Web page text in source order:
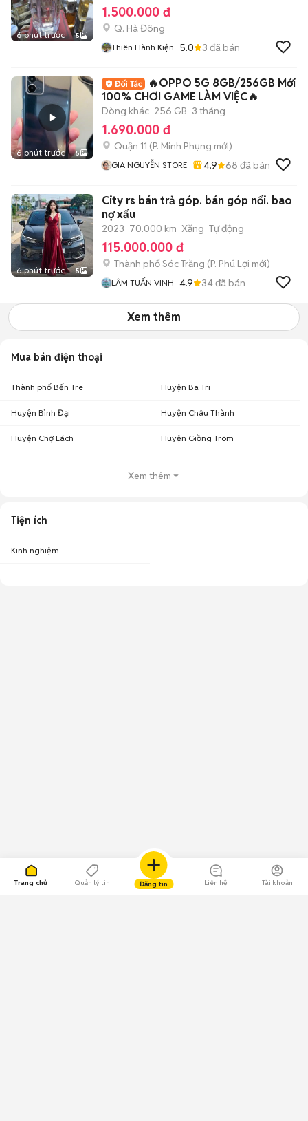
Trang chủ Quản lý tin Đăng tin Liên hệ Tài khoản
6 phút trước 5
1.500.000 đ
Q. Hà Đông
Thiên Hành Kiện 5.0 3 đã bán
6 phút trước 5
🔥OPPO 5G 8GB/256GB Mới
100% CHƠI GAME LÀM VIỆC🔥
Dòng khác 256 GB 3 tháng
1.690.000 đ
Quận 11 (P. Minh Phụng mới)
GIA NGUYỄN STORE 4.9 68 đã bán
6 phút trước 5
City rs bán trả góp. bán góp nối. bao
nợ xấu
2023 70.000 km Xăng Tự động
115.000.000 đ
Thành phố Sóc Trăng (P. Phú Lợi mới)
LÂM TUẤN VINH 4.9 34đã bán
Xem thêm
Mua bán điện thoại
Thành phố Bến Tre Huyện Ba Tri
Huyện Bình Đại Huyện Châu Thành
Huyện Chợ Lách Huyện Giồng Trôm
Xem thêm
Tiện ích
Kinh nghiệm